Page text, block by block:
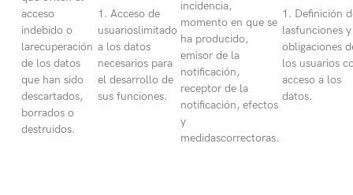
acceso
indebido o
larecuperación
de los datos
que han sido
descartados,
borrados o
destruidos.
1. Acceso de
usuarioslimitado
a los datos
necesarios para
el desarrollo de
sus funciones.
incidencia,
momento en que se
ha producido,
emisor de la
notificación,
receptor de la
notificación, efectos
y
medidascorrectoras.
1. Definición
lasfunciones y
obligaciones
los usuarios
acceso a los
datos.